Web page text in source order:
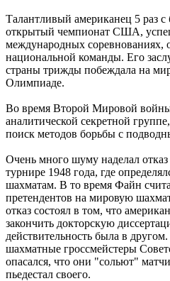
Талантливый американец 5 раз
открытый чемпионат США,
международных соревнованиях,
национальной команды. Его
страны трижды побеждала на
Олимпиаде.
Во время Второй Мировой
аналитической секретной
поиск методов борьбы с
Очень много шуму наделал отказ
турнире 1948 года, где
шахматам. В то время Файн
претендентов на мировую
отказ состоял в том, что
закончить докторскую
действительность была в
шахматные гроссмейстеры
опасался, что они "сольют"
пьедестал своего.